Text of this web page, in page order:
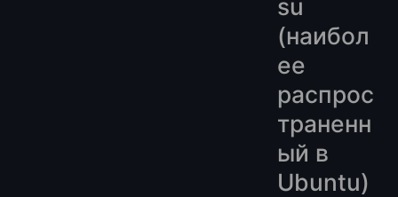
su
(наибол
ее
распрос
траненн
ый в
Ubuntu)